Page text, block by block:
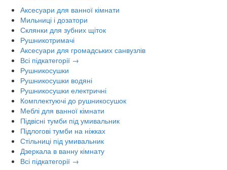
Аксесуари для ванної кімнати
Мильниці і дозатори
Склянки для зубних щіток
Рушникотримачі
Аксесуари для громадських санвузлів
Всі підкатегорії →
Рушникосушки
Рушникосушки водяні
Рушникосушки електричні
Комплектуючі до рушникосушок
Меблі для ванної кімнати
Підвісні тумби під умивальник
Підлогові тумби на ніжках
Стільниці під умивальник
Дзеркала в ванну кімнату
Всі підкатегорії →